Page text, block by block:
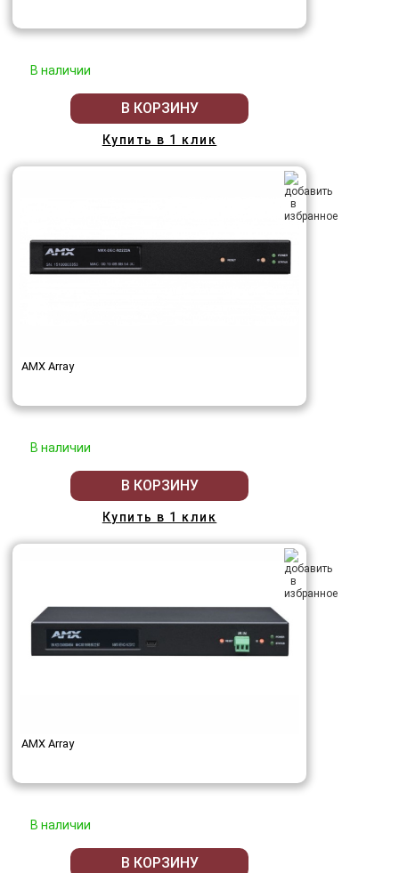
В наличии
В КОРЗИНУ
Купить в 1 клик
AMX Array
В наличии
В КОРЗИНУ
Купить в 1 клик
AMX Array
В наличии
В КОРЗИНУ